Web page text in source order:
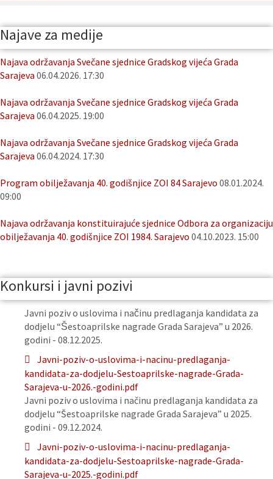
Najave za medije
Najava održavanja Svečane sjednice Gradskog vijeća Grada
Sarajeva 06.04.2026. 17:30
Najava održavanja Svečane sjednice Gradskog vijeća Grada
Sarajeva 06.04.2025. 19:00
Najava održavanja Svečane sjednice Gradskog vijeća Grada
Sarajeva 06.04.2024. 17:30
Program obilježavanja 40. godišnjice ZOI 84 Sarajevo 08.01.2024.
09:00
Najava održavanja konstituirajuće sjednice Odbora za organizaciju
obilježavanja 40. godišnjice ZOI 1984. Sarajevo 04.10.2023. 15:00
Konkursi i javni pozivi
Javni poziv o uslovima i načinu predlaganja kandidata za
dodjelu “Šestoaprilske nagrade Grada Sarajeva” u 2026.
godini - 08.12.2025.
Javni-poziv-o-uslovima-i-nacinu-predlaganja-
kandidata-za-dodjelu-Sestoaprilske-nagrade-Grada-
Sarajeva-u-2026.-godini.pdf
Javni poziv o uslovima i načinu predlaganja kandidata za
dodjelu “Šestoaprilske nagrade Grada Sarajeva” u 2025.
godini - 09.12.2024.
Javni-poziv-o-uslovima-i-nacinu-predlaganja-
kandidata-za-dodjelu-Sestoaprilske-nagrade-Grada-
Sarajeva-u-2025.-godini.pdf